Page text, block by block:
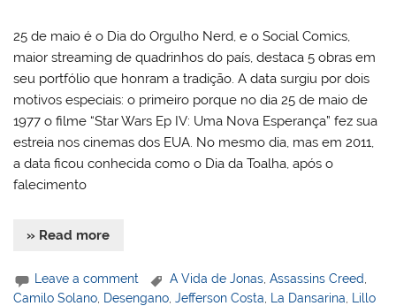
25 de maio é o Dia do Orgulho Nerd, e o Social Comics,
maior streaming de quadrinhos do país, destaca 5 obras em
seu portfólio que honram a tradição. A data surgiu por dois
motivos especiais: o primeiro porque no dia 25 de maio de
1977 o filme “Star Wars Ep IV: Uma Nova Esperança” fez sua
estreia nos cinemas dos EUA. No mesmo dia, mas em 2011,
a data ficou conhecida como o Dia da Toalha, após o
falecimento
» Read more
Leave a comment A Vida de Jonas,Assassins Creed,
Camilo Solano Desengano ,Jefferson Costa La Dansarina
Lillo